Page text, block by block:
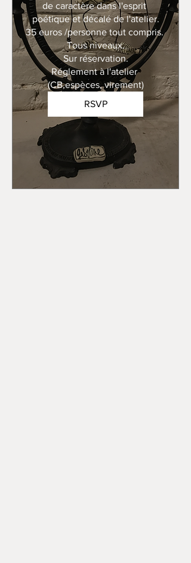
de caractère dans l'esprit
poétique et décalé de l'atelier.
35 euros /personne tout compris.
Tous niveaux.
Sur réservation.
Réglement à l'atelier
(CB,espèces, virement)
RSVP